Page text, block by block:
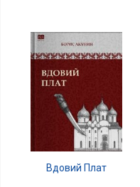
Вдовий Плат